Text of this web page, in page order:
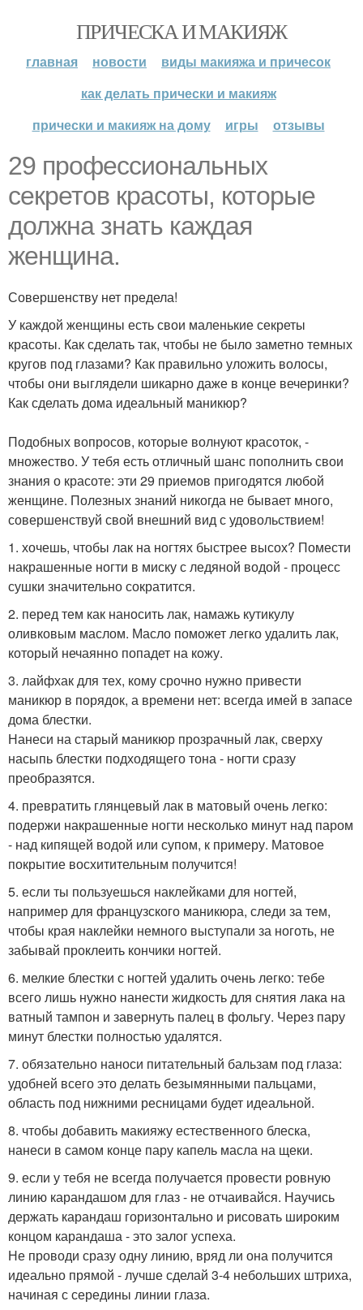
ПРИЧЕСКА И МАКИЯЖ
главная новости
виды макияжа и причесок
как делать прически и макияж
прически и макияж на дому
игры отзывы
29 профессиональных
секретов красоты, которые
должна знать каждая
женщина.
Совершенству нет предела!
У каждой женщины есть свои маленькие секреты
красоты. Как сделать так, чтобы не было заметно темных
кругов под глазами? Как правильно уложить волосы,
чтобы они выглядели шикарно даже в конце вечеринки?
Как сделать дома идеальный маникюр?
Подобных вопросов, которые волнуют красоток, -
множество. У тебя есть отличный шанс пополнить свои
знания о красоте: эти 29 приемов пригодятся любой
женщине. Полезных знаний никогда не бывает много,
совершенствуй свой внешний вид с удовольствием!
1. хочешь, чтобы лак на ногтях быстрее высох? Помести
накрашенные ногти в миску с ледяной водой - процесс
сушки значительно сократится.
2. перед тем как наносить лак, намажь кутикулу
оливковым маслом. Масло поможет легко удалить лак,
который нечаянно попадет на кожу.
3. лайфхак для тех, кому срочно нужно привести
маникюр в порядок, а времени нет: всегда имей в запасе
дома блестки.
Нанеси на старый маникюр прозрачный лак, сверху
насыпь блестки подходящего тона - ногти сразу
преобразятся.
4. превратить глянцевый лак в матовый очень легко:
подержи накрашенные ногти несколько минут над паром
- над кипящей водой или супом, к примеру. Матовое
покрытие восхитительным получится!
5. если ты пользуешься наклейками для ногтей,
например для французского маникюра, следи за тем,
чтобы края наклейки немного выступали за ноготь, не
забывай проклеить кончики ногтей.
6. мелкие блестки с ногтей удалить очень легко: тебе
всего лишь нужно нанести жидкость для снятия лака на
ватный тампон и завернуть палец в фольгу. Через пару
минут блестки полностью удалятся.
7. обязательно наноси питательный бальзам под глаза:
удобней всего это делать безымянными пальцами,
область под нижними ресницами будет идеальной.
8. чтобы добавить макияжу естественного блеска,
нанеси в самом конце пару капель масла на щеки.
9. если у тебя не всегда получается провести ровную
линию карандашом для глаз - не отчаивайся. Научись
держать карандаш горизонтально и рисовать широким
концом карандаша - это залог успеха.
Не проводи сразу одну линию, вряд ли она получится
идеально прямой - лучше сделай 3-4 небольших штриха,
начиная с середины линии глаза.